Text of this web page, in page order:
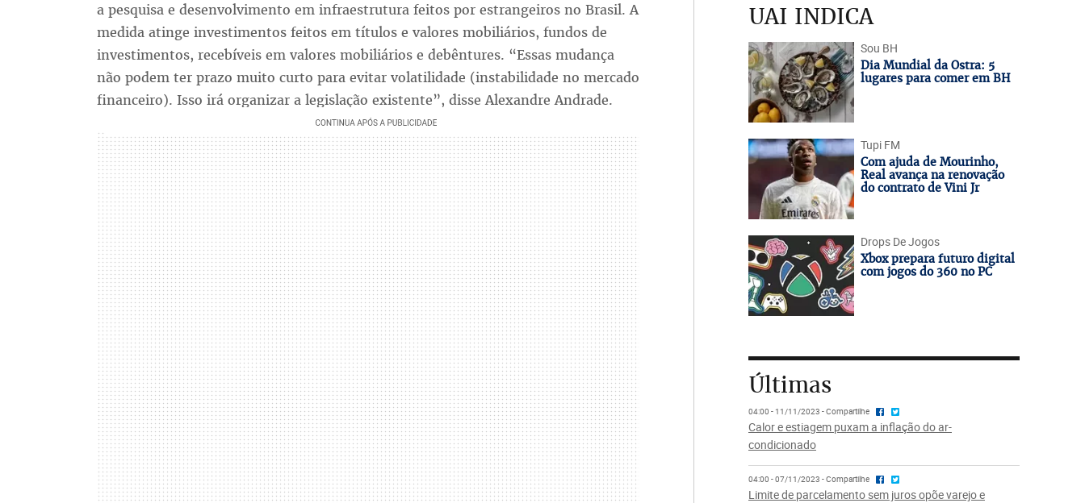
a pesquisa e desenvolvimento em infraestrutura feitos por estrangeiros no Brasil. A
medida atinge investimentos feitos em títulos e valores mobiliários, fundos de
investimentos, recebíveis em valores mobiliários e debêntures. “Essas mudança
não podem ter prazo muito curto para evitar volatilidade (instabilidade no mercado
financeiro). Isso irá organizar a legislação existente”, disse Alexandre Andrade.
UAI INDICA
Sou BH
Dia Mundial da Ostra: 5
lugares para comer em BH
Tupi FM
Com ajuda de Mourinho,
Real avança na renovação
do contrato de Vini Jr
Drops De Jogos
Xbox prepara futuro digital
com jogos do 360 no PC
Últimas
04:00 - 11/11/2023 - Compartilhe
Calor e estiagem puxam a inflação do ar-
condicionado
04:00 - 07/11/2023 - Compartilhe
Limite de parcelamento sem juros opõe varejo e